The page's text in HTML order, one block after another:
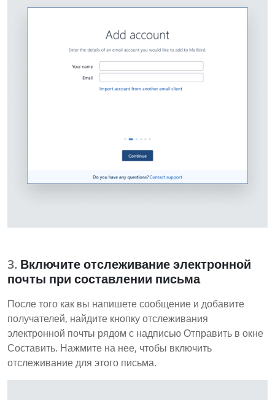
Включите отслеживание электронной
почты при составлении письма
После того как вы напишете сообщение и добавите
получателей, найдите кнопку отслеживания
электронной почты рядом с надписью Отправить в окне
Составить. Нажмите на нее, чтобы включить
отслеживание для этого письма.